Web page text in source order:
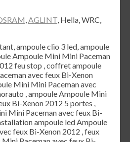
,AGLINT, Hella, WRC,
ampoule clio 3 led, ampoule
Ampoule Mini Mini Paceman
feu stop , coffret ampoule
avec feux Bi-Xenon
Mini Mini Paceman avec
, ampoule Ampoule Mini
Bi-Xenon 2012 5 portes ,
Mini Paceman avec feux Bi-
ampoule led Ampoule
feux Bi-Xenon 2012 , feux